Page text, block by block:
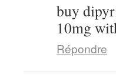
buy
10mg
Répondre